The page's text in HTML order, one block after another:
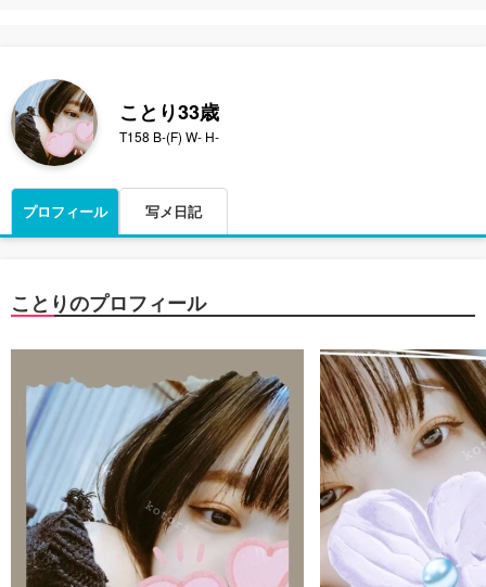
ことり33歳
T158 B-(F) W- H-
プロフィール 写メ日記
ことりのプロフィール